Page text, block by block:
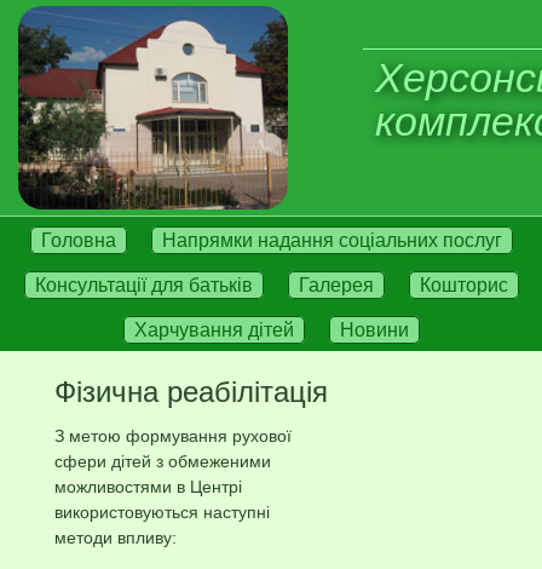
Головна Напрямки надання соціальних послуг
Консультації для батьків Галерея Кошторис
Харчування дітей Новини
Фізична реабілітація
З метою формування рухової
сфери дітей з обмеженими
можливостями в Центрі
використовуються наступні
методи впливу: